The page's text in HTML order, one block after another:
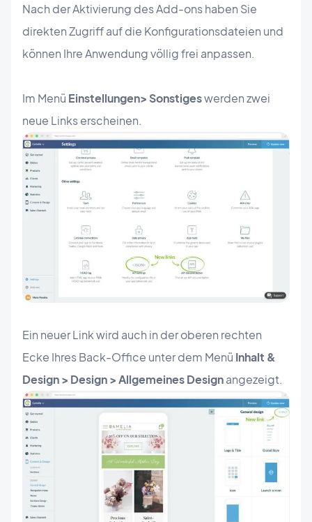
Nach der Aktivierung des Add-ons haben Sie
direkten Zugriff auf die Konfigurationsdateien und
können Ihre Anwendung völlig frei anpassen.
Im Menü Einstellungen> Sonstigeswerden zwei
neue Links erscheinen.
Ein neuer Link wird auch in der oberen rechten
Ecke Ihres Back-Office unter dem Menü Inhalt &
Design > Design > Allgemeines Designangezeigt.